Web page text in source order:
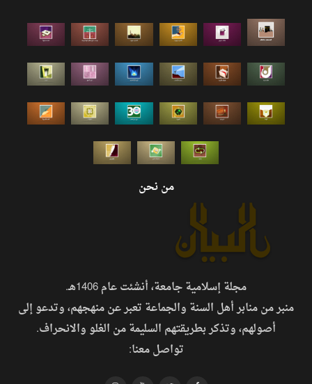
من نحن
مجلة إسلامية جامعة، أنشئت عام 1406هـ.
منبر من منابر أهل السنة والجماعة تعبر عن منهجهم، وتدعو إلى
أصولهم، وتذكر بطريقتهم السليمة من الغلو والانحراف.
تواصل معنا: